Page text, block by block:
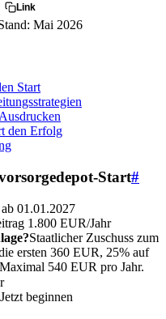
Link
Mai 2026
Start
den Erfolg
Start#
01.01.2027
1.800 EUR/Jahr
Staatlicher Zuschuss zum
ersten 360 EUR, 25% auf
540 EUR pro Jahr.
Jetzt beginnen